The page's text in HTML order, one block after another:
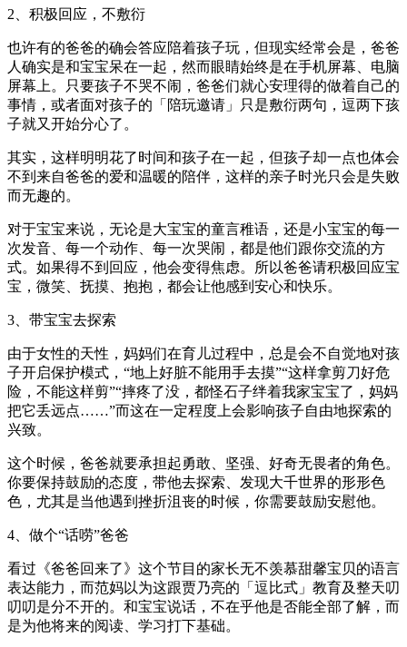
2、积极回应，不敷衍
也许有的爸爸的确会答应陪着孩子玩，但现实经常会是，爸爸
人确实是和宝宝呆在一起，然而眼睛始终是在手机屏幕、电脑
屏幕上。只要孩子不哭不闹，爸爸们就心安理得的做着自己的
事情，或者面对孩子的「陪玩邀请」只是敷衍两句，逗两下孩
子就又开始分心了。
其实，这样明明花了时间和孩子在一起，但孩子却一点也体会
不到来自爸爸的爱和温暖的陪伴，这样的亲子时光只会是失败
而无趣的。
对于宝宝来说，无论是大宝宝的童言稚语，还是小宝宝的每一
次发音、每一个动作、每一次哭闹，都是他们跟你交流的方
式。如果得不到回应，他会变得焦虑。所以爸爸请积极回应宝
宝，微笑、抚摸、抱抱，都会让他感到安心和快乐。
3、带宝宝去探索
由于女性的天性，妈妈们在育儿过程中，总是会不自觉地对孩
子开启保护模式，“地上好脏不能用手去摸”“这样拿剪刀好危
险，不能这样剪”“摔疼了没，都怪石子绊着我家宝宝了，妈妈
把它丢远点……”而这在一定程度上会影响孩子自由地探索的
兴致。
这个时候，爸爸就要承担起勇敢、坚强、好奇无畏者的角色。
你要保持鼓励的态度，带他去探索、发现大千世界的形形色
色，尤其是当他遇到挫折沮丧的时候，你需要鼓励安慰他。
4、做个“话唠”爸爸
看过《爸爸回来了》这个节目的家长无不羡慕甜馨宝贝的语言
表达能力，而范妈以为这跟贾乃亮的「逗比式」教育及整天叨
叨叨是分不开的。和宝宝说话，不在乎他是否能全部了解，而
是为他将来的阅读、学习打下基础。